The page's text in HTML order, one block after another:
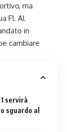
ma
F1. Al
in
cambiare
servirà
sguardo al